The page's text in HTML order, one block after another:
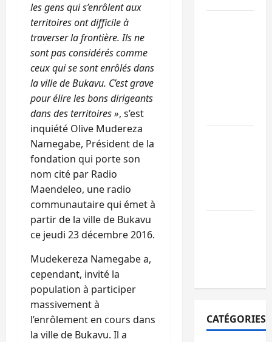
les gens qui s’enrôlent aux
territoires ont difficile à
traverser la frontière. Ils ne
sont pas considérés comme
ceux qui se sont enrôlés dans
la ville de Bukavu. C’est grave
pour élire les bons dirigeants
dans des territoires », s’est
inquiété Olive Mudereza
Namegabe, Président de la
fondation qui porte son
nom cité par Radio
Maendeleo, une radio
communautaire qui émet à
partir de la ville de Bukavu
ce jeudi 23 décembre 2016.
Mudekereza Namegabe a,
cependant, invité la
population à participer
massivement à
l’enrôlement en cours dans
la ville de Bukavu. Il a
CATÉGORIES